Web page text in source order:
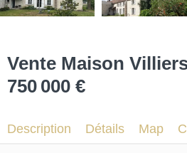
Vente Maison
750 000 €
Description Détails Map